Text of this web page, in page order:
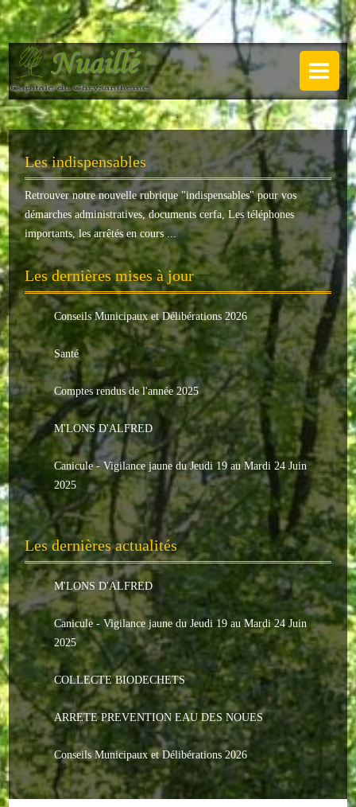
NUAILLÉ
Plan de Nuaillé
Sentiers pédestres
Guide annuel
Histoire
Galerie
LA MAIRIE
Horaires
Agence postale
Le conseil municipal
Les élus
Les commissions
Les comptes rendus
Le personnel communal
L'Echo de Nuaillé
Tarifs et locations
Galeries photos
INDISPENSABLES
Nouveaux arrivants
Le PACS
Voter
Bientôt 16 ans
.
Les indispensables
Retrouver notre nouvelle rubrique "indispensables" pour vos
démarches administratives, documents cerfa, Les téléphones
importants, les arrêtés en cours ...
Les dernières mises à jour
Conseils Municipaux et Délibérations 2026
Santé
Comptes rendus de l'année 2025
M'LONS D'ALFRED
Canicule - Vigilance jaune du Jeudi 19 au Mardi 24 Juin
2025
Les dernières actualités
M'LONS D'ALFRED
Canicule - Vigilance jaune du Jeudi 19 au Mardi 24 Juin
2025
COLLECTE BIODECHETS
ARRETE PREVENTION EAU DES NOUES
Conseils Municipaux et Délibérations 2026